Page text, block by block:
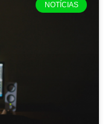
NOTÍCIAS